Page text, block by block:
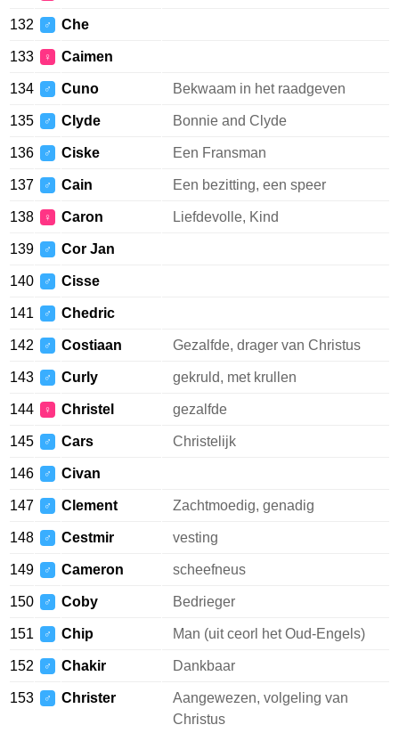
132 ♂ Che
133 ♀ Caimen
134 ♂ Cuno Bekwaam in het raadgeven
135 ♂ Clyde Bonnie and Clyde
136 ♂ Ciske Een Fransman
137 ♂ Cain Een bezitting, een speer
138 ♀ Caron Liefdevolle, Kind
139 ♂ Cor Jan
140 ♂ Cisse
141 ♂ Chedric
142 ♂ Costiaan Gezalfde, drager van Christus
143 ♂ Curly gekruld, met krullen
144 ♀ Christel gezalfde
145 ♂ Cars Christelijk
146 ♂ Civan
147 ♂ Clement Zachtmoedig, genadig
148 ♂ Cestmir vesting
149 ♂ Cameron scheefneus
150 ♂ Coby Bedrieger
151 ♂ Chip Man (uit ceorl het Oud-Engels)
152 ♂ Chakir Dankbaar
153 ♂ Christer
Aangewezen, volgeling van
Christus